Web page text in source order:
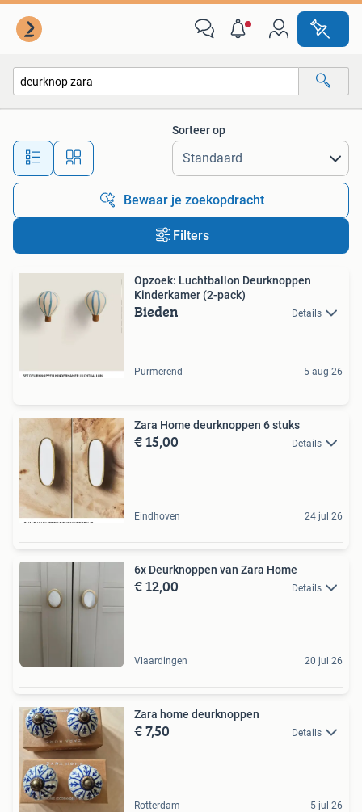
Alle afstanden…
Sorteer op
Bewaar je zoekopdracht
Filters
Opzoek: Luchtballon Deurknoppen
Kinderkamer (2-pack)
Bieden Details
Purmerend 5 aug 26
Zara Home deurknoppen 6 stuks
€ 15,00 Details
Eindhoven 24 jul 26
6x Deurknoppen van Zara Home
€ 12,00 Details
Vlaardingen 20 jul 26
Zara home deurknoppen
€ 7,50 Details
Rotterdam 5 jul 26